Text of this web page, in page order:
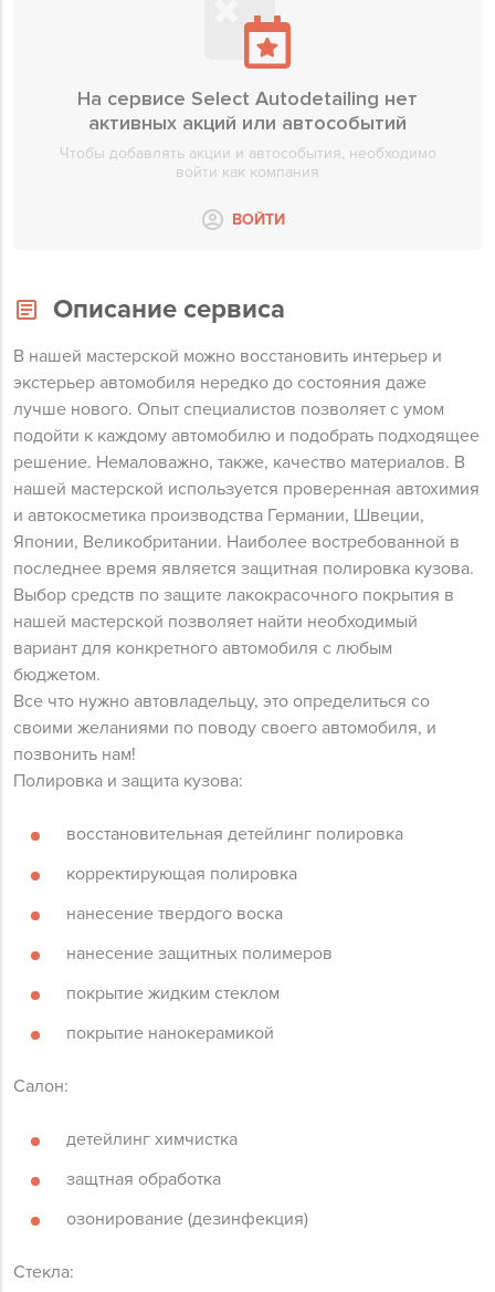
На сервисе Select Autodetailing нет
активных акций или автособытий
Чтобы добавлять акции и автособытия, необходимо
войти как компания
ВОЙТИ
Описание сервиса
В нашей мастерской можно восстановить интерьер и
экстерьер автомобиля нередко до состояния даже
лучше нового. Опыт специалистов позволяет с умом
подойти к каждому автомобилю и подобрать подходящее
решение. Немаловажно, также, качество материалов. В
нашей мастерской используется проверенная автохимия
и автокосметика производства Германии, Швеции,
Японии, Великобритании. Наиболее востребованной в
последнее время является защитная полировка кузова.
Выбор средств по защите лакокрасочного покрытия в
нашей мастерской позволяет найти необходимый
вариант для конкретного автомобиля с любым
бюджетом.
Все что нужно автовладельцу, это определиться со
своими желаниями по поводу своего автомобиля, и
позвонить нам!
Полировка и защита кузова:
восстановительная детейлинг полировка
корректирующая полировка
нанесение твердого воска
нанесение защитных полимеров
покрытие жидким стеклом
покрытие нанокерамикой
Салон:
детейлинг химчистка
защтная обработка
озонирование (дезинфекция)
Стекла: